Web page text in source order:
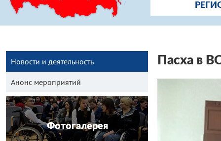
Новости и деятельность
Анонс мероприятий
Фотогалерея
Пасха в